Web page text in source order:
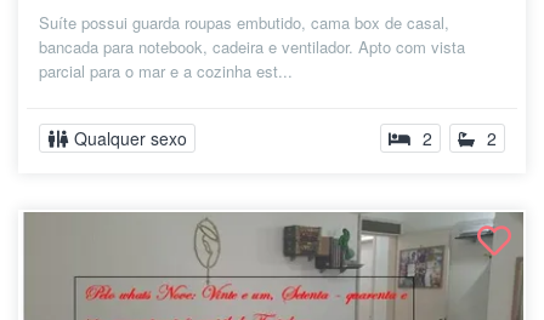
Suíte possui guarda roupas embutido, cama box de casal,
bancada para notebook, cadeira e ventilador. Apto com vista
parcial para o mar e a cozinha est...
Qualquer sexo 2 2